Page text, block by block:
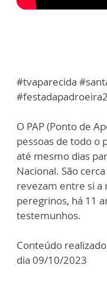
#tvaparecida
O PAP (Ponto de
pessoas de todo o
até mesmo dias
Nacional. São
revezam entre si a
peregrinos, há 11
testemunhos.
Conteúdo
dia 09/10/2023